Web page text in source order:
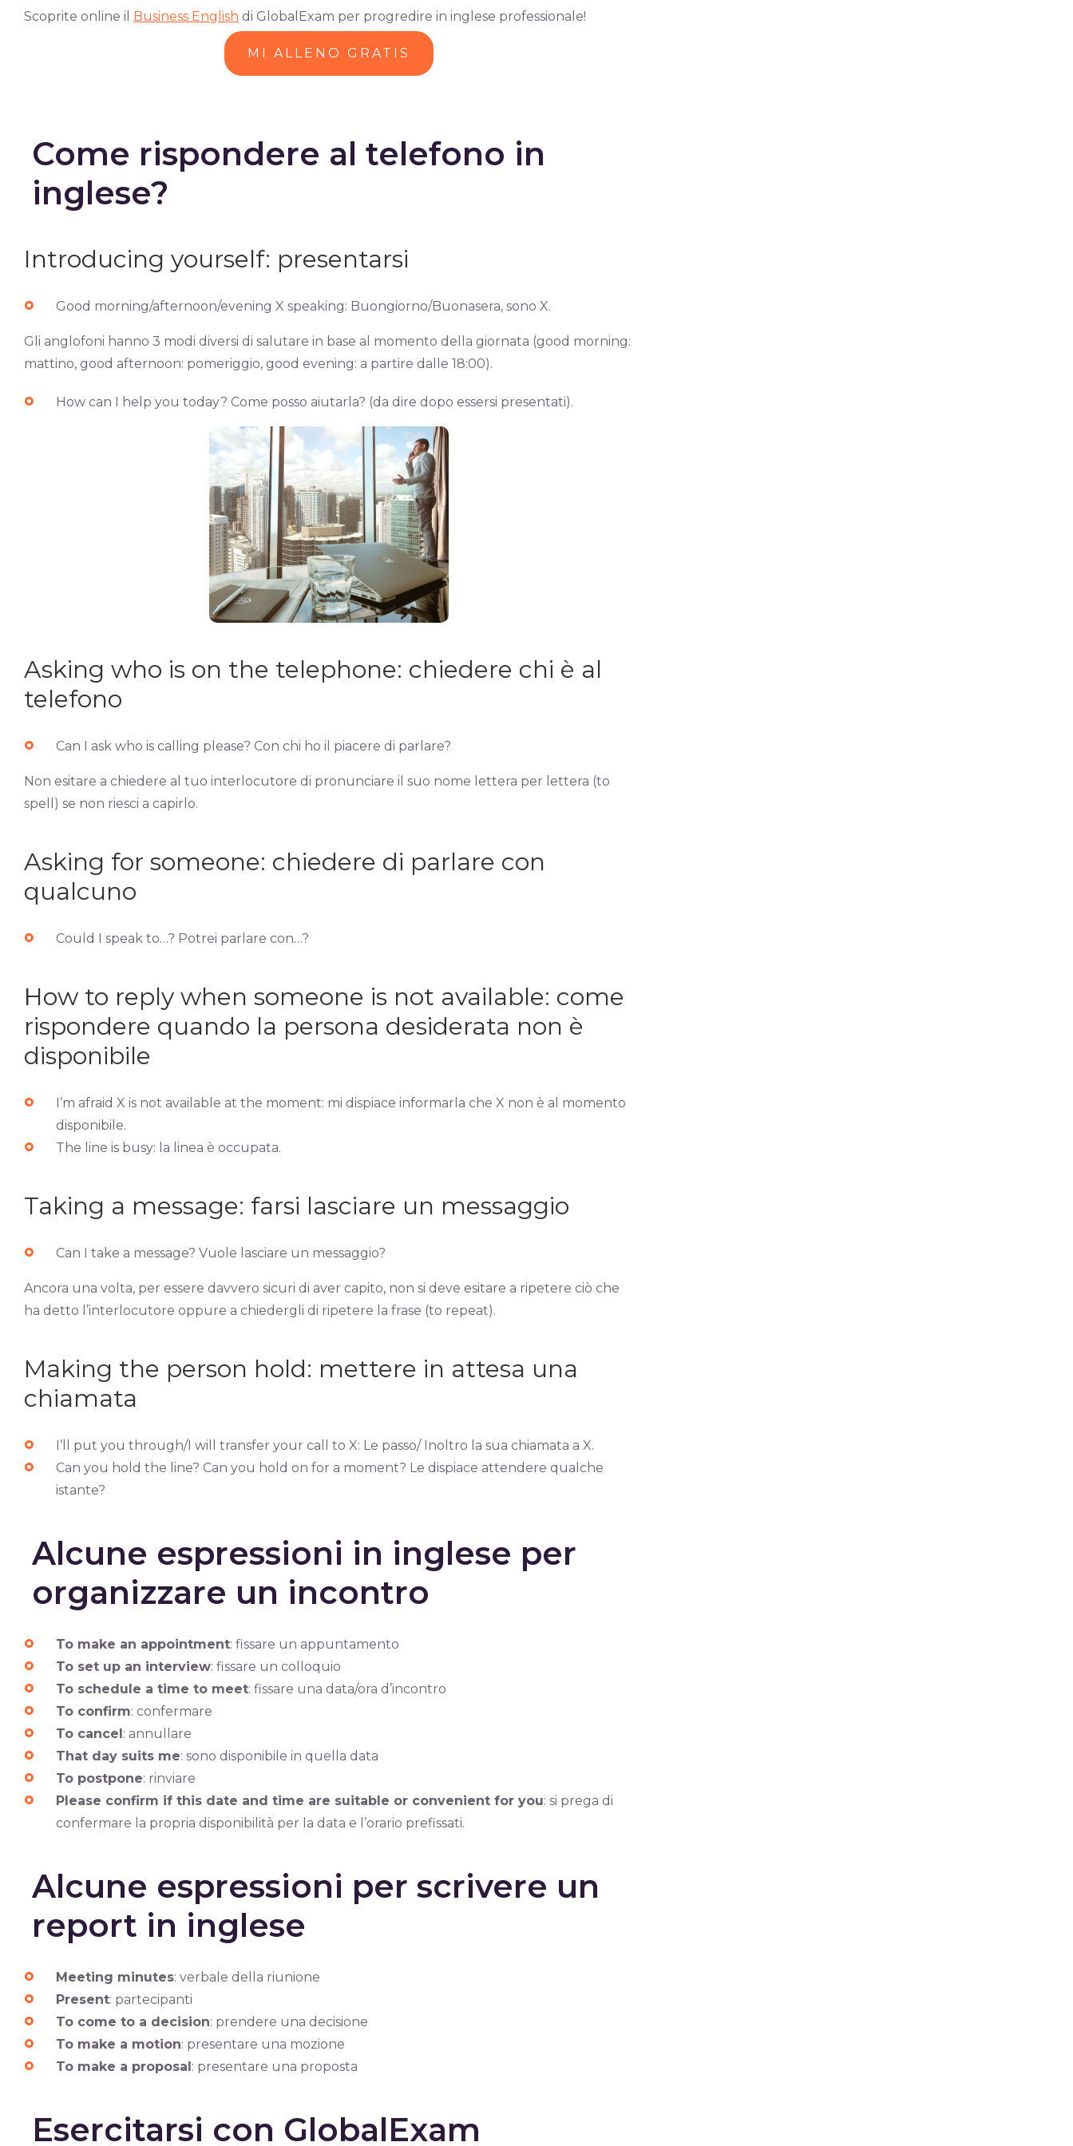
Scoprite online il Business English di GlobalExam per progredire in inglese professionale!
MI ALLENO GRATIS
Come rispondere al telefono in
inglese?
Introducing yourself: presentarsi
Good morning/afternoon/evening X speaking: Buongiorno/Buonasera, sono X.
Gli anglofoni hanno 3 modi diversi di salutare in base al momento della giornata (good morning:
mattino, good afternoon: pomeriggio, good evening: a partire dalle 18:00).
How can I help you today? Come posso aiutarla? (da dire dopo essersi presentati).
Asking who is on the telephone: chiedere chi è al
telefono
Can I ask who is calling please? Con chi ho il piacere di parlare?
Non esitare a chiedere al tuo interlocutore di pronunciare il suo nome lettera per lettera (to
spell) se non riesci a capirlo.
Asking for someone: chiedere di parlare con
qualcuno
Could I speak to…? Potrei parlare con…?
How to reply when someone is not available: come
rispondere quando la persona desiderata non è
disponibile
I’m afraid X is not available at the moment: mi dispiace informarla che X non è al momento
disponibile.
The line is busy: la linea è occupata.
Taking a message: farsi lasciare un messaggio
Can I take a message? Vuole lasciare un messaggio?
Ancora una volta, per essere davvero sicuri di aver capito, non si deve esitare a ripetere ciò che
ha detto l’interlocutore oppure a chiedergli di ripetere la frase (to repeat).
Making the person hold: mettere in attesa una
chiamata
I’ll put you through/I will transfer your call to X: Le passo/ Inoltro la sua chiamata a X.
Can you hold the line? Can you hold on for a moment? Le dispiace attendere qualche
istante?
Alcune espressioni in inglese per
organizzare un incontro
To make an appointment: fissare un appuntamento
To set up an interview: fissare un colloquio
To schedule a time to meet: fissare una data/ora d’incontro
To confirm: confermare
To cancel: annullare
That day suits me: sono disponibile in quella data
To postpone: rinviare
Please confirm if this date and time are suitable or convenient for you: si prega di
confermare la propria disponibilità per la data e l’orario prefissati.
Alcune espressioni per scrivere un
report in inglese
Meeting minutes: verbale della riunione
Present: partecipanti
To come to a decision: prendere una decisione
To make a motion: presentare una mozione
To make a proposal: presentare una proposta
Esercitarsi con GlobalExam